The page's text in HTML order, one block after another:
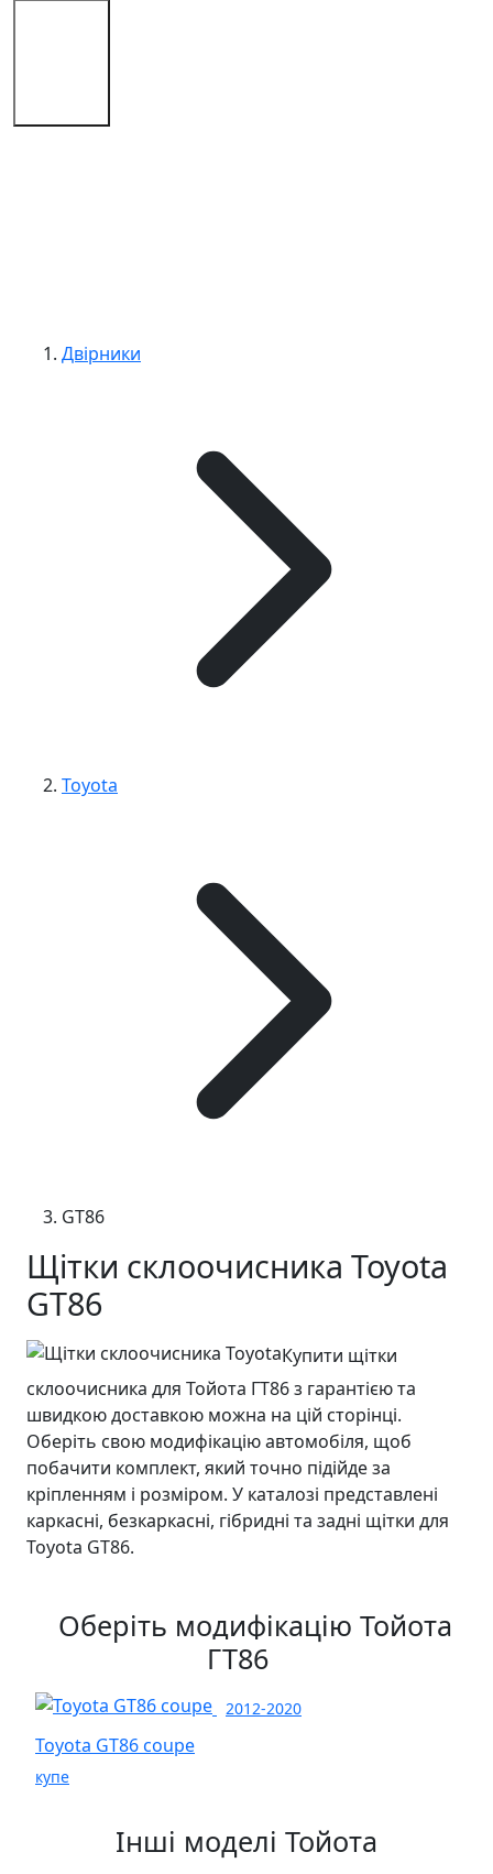
Двірники
Toyota
GT86
Щітки склоочисника Toyota
GT86
Купити щітки
склоочисника для Тойота ГТ86 з гарантією та
швидкою доставкою можна на цій сторінці.
Оберіть свою модифікацію автомобіля, щоб
побачити комплект, який точно підійде за
кріпленням і розміром. У каталозі представлені
каркасні, безкаркасні, гібридні та задні щітки для
Toyota GT86.
Оберіть модифікацію Тойота
ГТ86
2012-2020
Toyota GT86 coupe
купе
Інші моделі Тойота